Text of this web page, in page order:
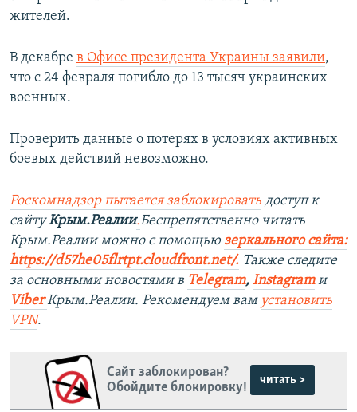
жителей.
В декабре в Офисе президента Украины заявили,
что с 24 февраля погибло до 13 тысяч украинских
военных.
Проверить данные о потерях в условиях активных
боевых действий невозможно.
Роскомнадзор пытается заблокировать доступ к
сайтуКрым.Реалии.Беспрепятственно читать
Крым.Реалии можно с помощью зеркального сайта:
https://d57he05flrtpt.cloudfront.net/. Также следите
за основными новостями в Telegram, Instagramи
ViberКрым.Реалии. Рекомендуем вам установить
VPN.
Сайт заблокирован?
Обойдите блокировку!
читать >